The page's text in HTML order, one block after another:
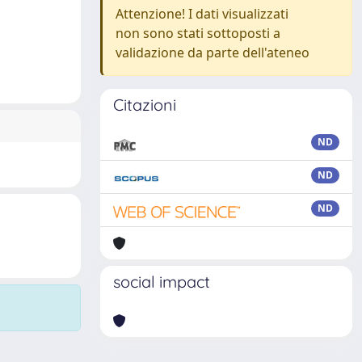
Attenzione! I dati visualizzati
non sono stati sottoposti a
validazione da parte dell'ateneo
Citazioni
ND
ND
ND
social impact